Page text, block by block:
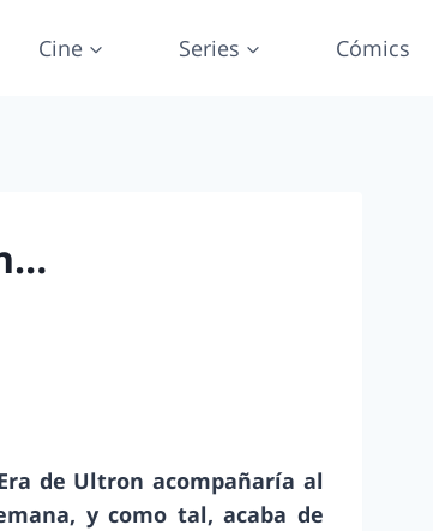
Cine Series Cómics
de Ultron acompañaría al
y como tal, acaba de